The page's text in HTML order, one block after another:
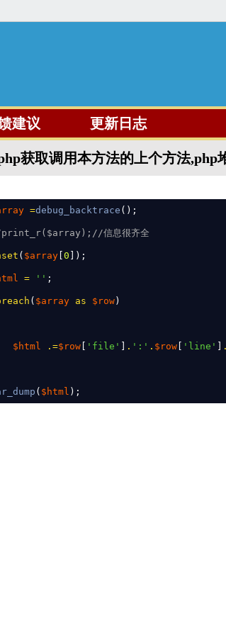
建议 更新日志
获取调用本方法的上个方法,php
=debug_backtrace
( $array 0
= ''
( $array as $row )
$html .=$row 'file' . ':' . $row 'line' .
( $html );